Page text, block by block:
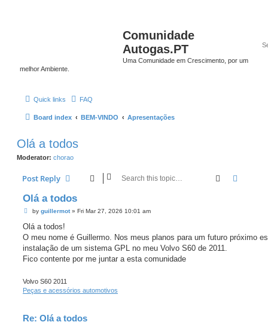
Comunidade
Autogas.PT
Uma Comunidade em Crescimento, por um
melhor Ambiente.
Quick links FAQ
Board index BEM-VINDO Apresentações
Olá a todos
Moderator: chorao
Post Reply Search
Olá a todos
P
s
by guillermot» Fri Mar 27, 2026 10:01 am
Olá a todos!
O meu nome é Guillermo. Nos meus planos para um futuro próximo
instalação de um sistema GPL no meu Volvo S60 de 2011.
Fico contente por me juntar a esta comunidade
Volvo S60 2011
Peças e acessórios automotivos
Re: Olá a todos